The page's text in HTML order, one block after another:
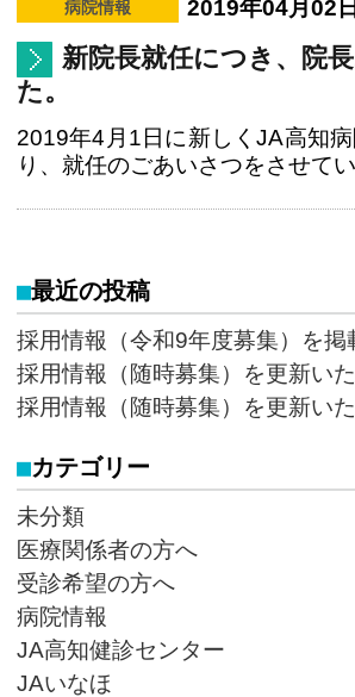
2019年04月02日
新院長就任につき、院
た。
2019年4月1日に新しくJA高知
り、就任のごあいさつをさせて
最近の投稿
採用情報（令和9年度募集）を掲
採用情報（随時募集）を更新いた
採用情報（随時募集）を更新いた
カテゴリー
未分類
医療関係者の方へ
受診希望の方へ
病院情報
JA高知健診センター
JAいなほ